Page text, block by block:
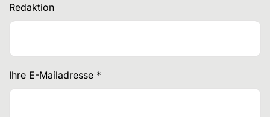
Redaktion
Ihre E-Mailadresse *